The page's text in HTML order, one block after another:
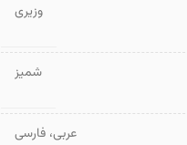
وزیری
شمیز
عربی، فارسی